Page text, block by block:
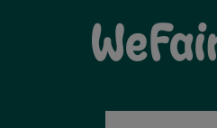
TICKET-VORVERKAUF